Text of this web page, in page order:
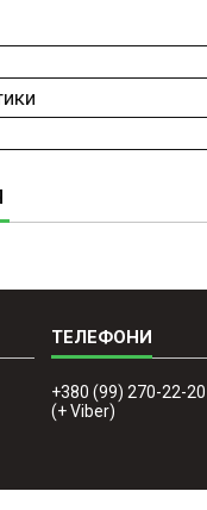
+380 (99) 270-22-20
(+ Viber)